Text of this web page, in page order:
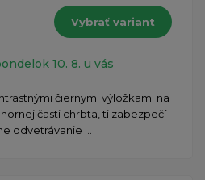
Vybrať variant
10. 8. u vás
čiernymi výložkami na
časti chrbta, ti zabezpečí
odvetrávanie ...